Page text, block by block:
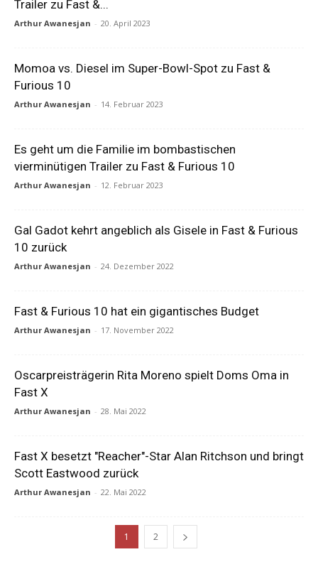
Trailer zu Fast &...
Arthur Awanesjan - 20. April 2023
Momoa vs. Diesel im Super-Bowl-Spot zu Fast &
Furious 10
Arthur Awanesjan - 14. Februar 2023
Es geht um die Familie im bombastischen
vierminütigen Trailer zu Fast & Furious 10
Arthur Awanesjan - 12. Februar 2023
Gal Gadot kehrt angeblich als Gisele in Fast & Furious
10 zurück
Arthur Awanesjan - 24. Dezember 2022
Fast & Furious 10 hat ein gigantisches Budget
Arthur Awanesjan - 17. November 2022
Oscarpreisträgerin Rita Moreno spielt Doms Oma in
Fast X
Arthur Awanesjan - 28. Mai 2022
Fast X besetzt "Reacher"-Star Alan Ritchson und bringt
Scott Eastwood zurück
Arthur Awanesjan - 22. Mai 2022
1 2